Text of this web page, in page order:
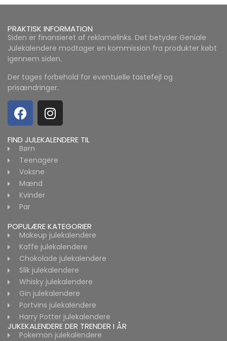
PRAKTISK INFORMATION
Siden er finansieret af reklamelinks. Det betyder Geniale
Julekalendere modtager en kommission fra produkter købt
igennem siden.
Der tages forbehold for eventuelle tastefejl og
prisændringer.
FIND JULEKALENDERE TIL
Børn
Teenagere
Voksne
Mænd
Kvinder
Par
POPULÆRE KATEGORIER
Makeup julekalendere
Kaffe julekalendere
Chokolade julekalendere
Slik julekalendere
Whisky julekalendere
Gin julekalendere
Portvins julekalendere
Harry Potter julekalendere
JUKEKALENDERE DER TRENDER I ÅR
Pokemon julekalendere